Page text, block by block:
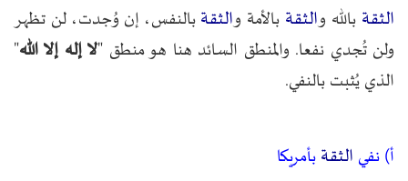
الثقة بالله والثقة بالأمة والثقةبالنفس، إن وُجدت، لن تظهر
ولن تُجدي نفعا. والمنطق السائد هنا هو منطق "لا إله إلا الله"
الذي يُثبت بالنفي.
أ) نفي الثقةبأمريكا